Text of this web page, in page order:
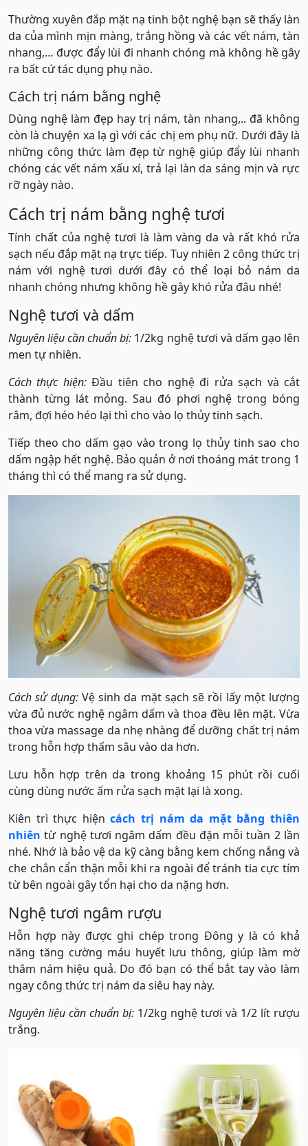
Thường xuyên đắp mặt nạ tinh bột nghệ bạn sẽ thấy làn
da của mình mịn màng, trắng hồng và các vết nám, tàn
nhang,… được đẩy lùi đi nhanh chóng mà không hề gây
ra bất cứ tác dụng phụ nào.
Cách trị nám bằng nghệ
Dùng nghệ làm đẹp hay trị nám, tàn nhang,.. đã không
còn là chuyện xa lạ gì với các chị em phụ nữ. Dưới đây là
những công thức làm đẹp từ nghệ giúp đẩy lùi nhanh
chóng các vết nám xấu xí, trả lại làn da sáng mịn và rực
rỡ ngày nào.
Cách trị nám bằng nghệ tươi
Tính chất của nghệ tươi là làm vàng da và rất khó rửa
sạch nếu đắp mặt nạ trực tiếp. Tuy nhiên 2 công thức trị
nám với nghệ tươi dưới đây có thể loại bỏ nám da
nhanh chóng nhưng không hề gây khó rửa đâu nhé!
Nghệ tươi và dấm
Nguyên liệu cần chuẩn bị: 1/2kg nghệ tươi và dấm gạo lên
men tự nhiên.
Cách thực hiện:Đầu tiên cho nghệ đi rửa sạch và cắt
thành từng lát mỏng. Sau đó phơi nghệ trong bóng
râm, đợi héo héo lại thì cho vào lọ thủy tinh sạch.
Tiếp theo cho dấm gạo vào trong lọ thủy tinh sao cho
dấm ngập hết nghệ. Bảo quản ở nơi thoáng mát trong 1
tháng thì có thể mang ra sử dụng.
Cách sử dụng:Vệ sinh da mặt sạch sẽ rồi lấy một lượng
vừa đủ nước nghệ ngâm dấm và thoa đều lên mặt. Vừa
thoa vừa massage da nhẹ nhàng để dưỡng chất trị nám
trong hỗn hợp thấm sâu vào da hơn.
Lưu hỗn hợp trên da trong khoảng 15 phút rồi cuối
cùng dùng nước ấm rửa sạch mặt lại là xong.
Kiên trì thực hiệncách trị nám da mặt bằng thiên
nhiên từ nghệ tươi ngâm dấm đều đặn mỗi tuần 2 lần
nhé. Nhớ là bảo vệ da kỹ càng bằng kem chống nắng và
che chắn cẩn thận mỗi khi ra ngoài để tránh tia cực tím
từ bên ngoài gây tổn hại cho da nặng hơn.
Nghệ tươi ngâm rượu
Hỗn hợp này được ghi chép trong Đông y là có khả
năng tăng cường máu huyết lưu thông, giúp làm mờ
thâm nám hiệu quả. Do đó bạn có thể bắt tay vào làm
ngay công thức trị nám da siêu hay này.
Nguyên liệu cần chuẩn bị: 1/2kg nghệ tươi và 1/2 lít rượu
trắng.